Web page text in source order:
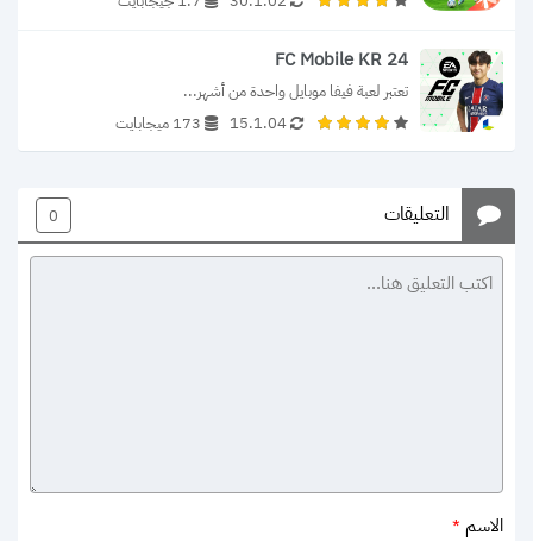
FC Mobile KR 24
تعتبر لعبة فيفا موبايل واحدة من أشهر...
15.1.04
173 ميجابايت
التعليقات 0
الاسم *